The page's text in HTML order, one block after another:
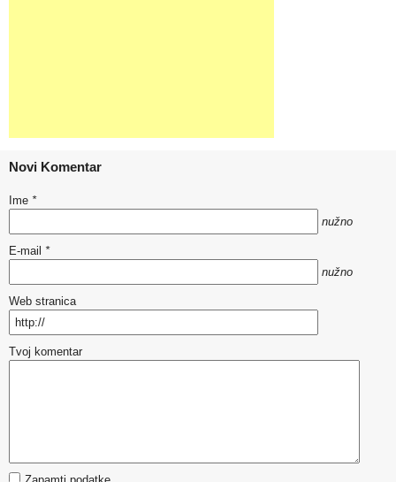
Novi Komentar
Ime *
nužno
E-mail *
nužno
Web stranica
Tvoj komentar